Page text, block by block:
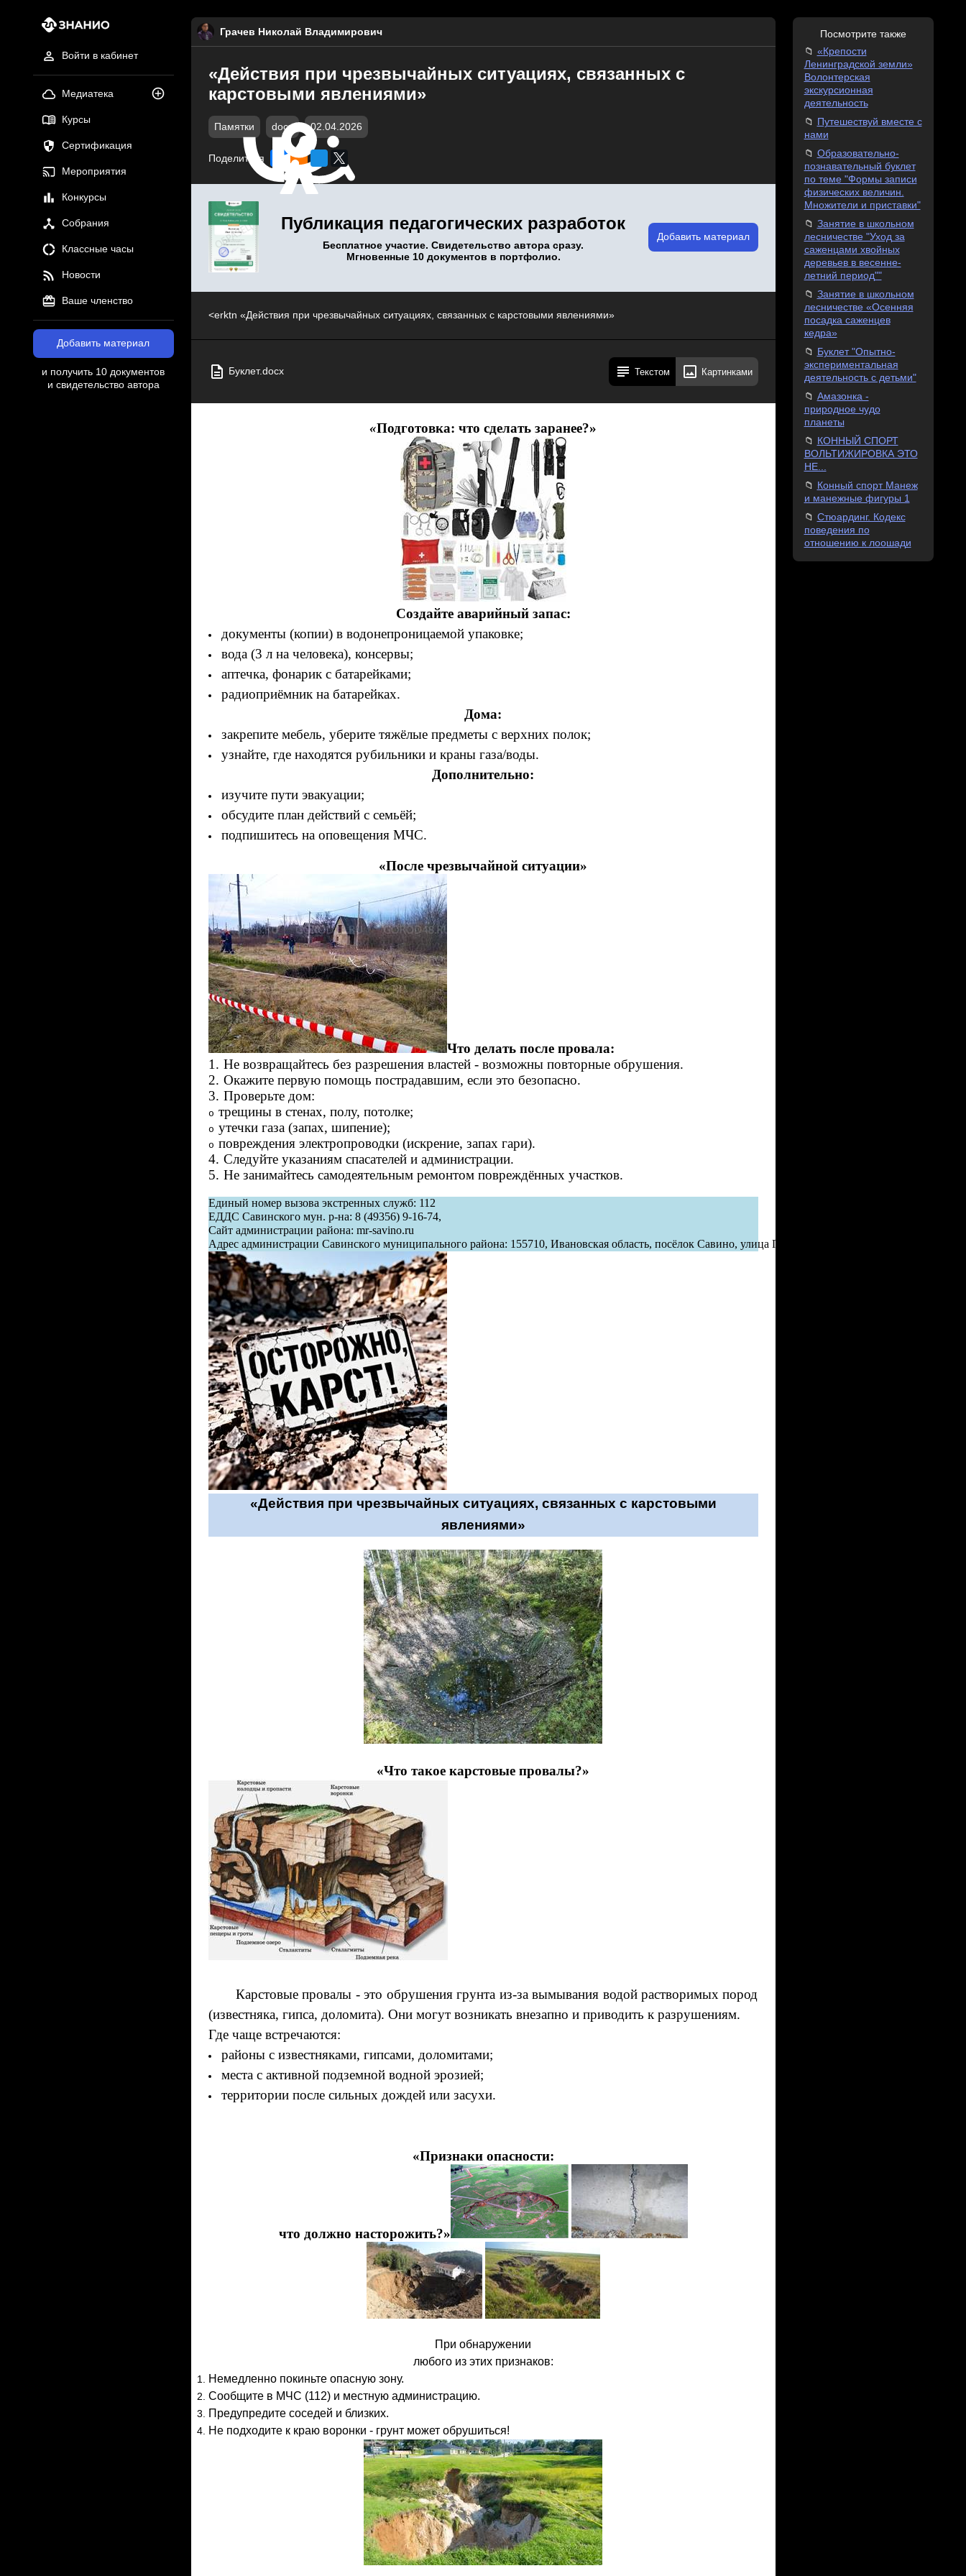
Войти в кабинет
Медиатека
Курсы
Сертификация
Мероприятия
Конкурсы
Собрания
Классные часы
Новости
Ваше членство
Добавить материал
и получить 10 документов
и свидетельство автора
Грачев Николай Владимирович
«Действия при чрезвычайных ситуациях, связанных с
карстовыми явлениями»
Памятки docx 02.04.2026
Поделиться
Публикация педагогических разработок
Бесплатное участие. Свидетельство автора сразу.
Мгновенные 10 документов в портфолио.
Добавить материал
<erktn «Действия при чрезвычайных ситуациях, связанных с карстовыми явлениями»
Буклет.docx Текстом Картинками
«Подготовка: что сделать заранее?»
Создайте аварийный запас:
документы (копии) в водонепроницаемой упаковке;
вода (3 л на человека), консервы;
аптечка, фонарик с батарейками;
радиоприёмник на батарейках.
Дома:
закрепите мебель, уберите тяжёлые предметы с верхних полок;
узнайте, где находятся рубильники и краны газа/воды.
Дополнительно:
изучите пути эвакуации;
обсудите план действий с семьёй;
подпишитесь на оповещения МЧС.
«После чрезвычайной ситуации»
Что делать после провала:
1. Не возвращайтесь без разрешения властей - возможны повторные обрушения.
2. Окажите первую помощь пострадавшим, если это безопасно.
3. Проверьте дом:
o трещины в стенах, полу, потолке;
o утечки газа (запах, шипение);
o повреждения электропроводки (искрение, запах гари).
4. Следуйте указаниям спасателей и администрации.
5. Не занимайтесь самодеятельным ремонтом повреждённых участков.
Единый номер вызова экстренных служб: 112
ЕДДС Савинского мун. р-на: 8 (49356) 9‑16‑74,
Сайт администрации района: mr-savino.ru
Адрес администрации Савинского муниципального района: 155710, Ивановская область, посёлок Савино, улица Первомайская, дом 22.
«Действия при чрезвычайных ситуациях, связанных с карстовыми
явлениями»
«Что такое карстовые провалы?»
Карстовые провалы - это обрушения грунта из‑за вымывания водой растворимых пород
(известняка, гипса, доломита). Они могут возникать внезапно и приводить к разрушениям.
Где чаще встречаются:
районы с известняками, гипсами, доломитами;
места с активной подземной водной эрозией;
территории после сильных дождей или засухи.
«Признаки опасности:
что должно насторожить?»
При обнаружении
любого из этих признаков:
Немедленно покиньте опасную зону.
Сообщите в МЧС (112) и местную администрацию.
Предупредите соседей и близких.
Не подходите к краю воронки - грунт может обрушиться!
Посмотрите также
«Крепости
Ленинградской земли»
Волонтерская
экскурсионная
деятельность
Путешествуй вместе с
нами
Образовательно-
познавательный буклет
по теме "Формы записи
физических величин.
Множители и приставки"
Занятие в школьном
лесничестве "Уход за
саженцами хвойных
деревьев в весенне-
летний период""
Занятие в школьном
лесничестве «Осенняя
посадка саженцев
кедра»
Буклет "Опытно-
экспериментальная
деятельность с детьми"
Амазонка -
природное чудо
планеты
КОННЫЙ СПОРТ
ВОЛЬТИЖИРОВКА ЭТО
НЕ...
Конный спорт Манеж
и манежные фигуры 1
Стюардинг. Кодекс
поведения по
отношению к лоошади